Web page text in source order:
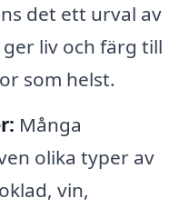
det ett urval av
liv och färg till
som helst.
Många
olika typer av
vin,